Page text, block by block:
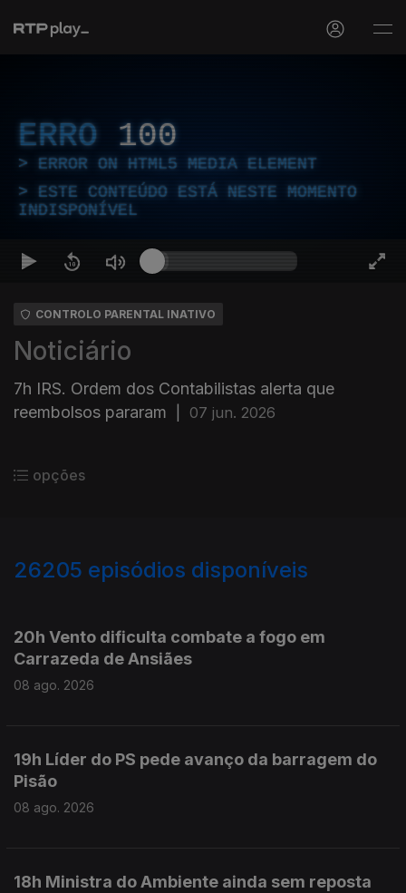
ERRO 100
ERROR ON HTML5 MEDIA ELEMENT
ESTE CONTEÚDO ESTÁ NESTE MOMENTO
INDISPONÍVEL
CONTROLO PARENTAL INATIVO
Noticiário
7h IRS. Ordem dos Contabilistas alerta que
reembolsos pararam
07 jun. 2026
opções
26205 episódios disponíveis
20h Vento dificulta combate a fogo em
Carrazeda de Ansiães
08 ago. 2026
19h Líder do PS pede avanço da barragem do
Pisão
08 ago. 2026
18h Ministra do Ambiente ainda sem reposta